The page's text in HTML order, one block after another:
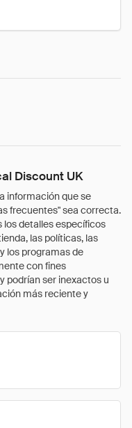
Discount UK
información que se
frecuentes" sea correcta.
los detalles específicos
las políticas, las
los programas de
con fines
podrían ser inexactos u
más reciente y